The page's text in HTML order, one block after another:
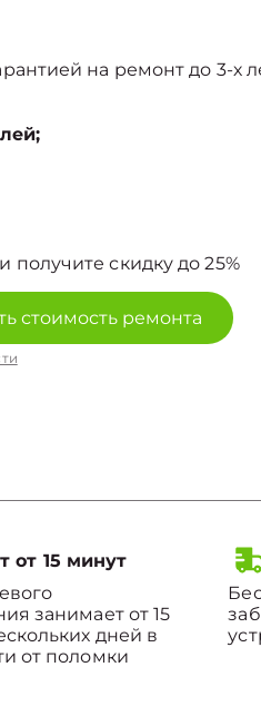
на ремонт до 3-х
получите скидку до 25%
стоимость ремонта
от 15 минут
занимает от 15
дней в
от поломки